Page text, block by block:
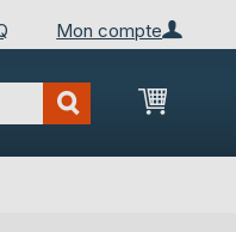
Mon compte
Mon